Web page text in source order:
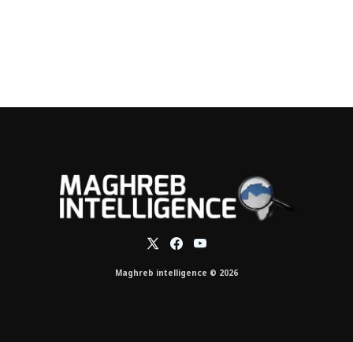
Maghreb intelligence © 2026